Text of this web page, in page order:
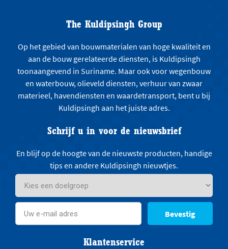
The Kuldipsingh Group
Op het gebied van bouwmaterialen van hoge kwaliteit en
aan de bouw gerelateerde diensten, is Kuldipsingh
toonaangevend in Suriname. Maar ook voor wegenbouw
en waterbouw, olieveld diensten, verhuur van zwaar
materieel, havendiensten en waardetransport, bent u bij
Kuldipsingh aan het juiste adres.
Schrijf u in voor de nieuwsbrief
En blijf op de hoogte van de nieuwste producten, handige
tips en andere Kuldipsingh nieuwtjes.
Bevestig
Klantenservice